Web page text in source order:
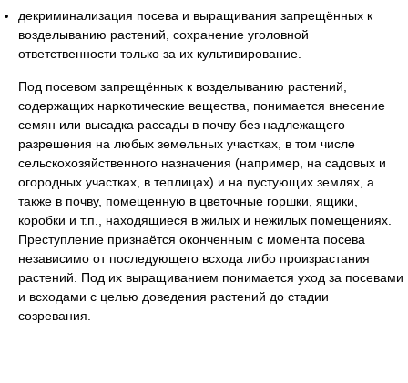
декриминализация посева и выращивания запрещённых к
возделыванию растений, сохранение уголовной
ответственности только за их культивирование.
Под посевом запрещённых к возделыванию растений,
содержащих наркотические вещества, понимается внесение
семян или высадка рассады в почву без надлежащего
разрешения на любых земельных участках, в том числе
сельскохозяйственного назначения (например, на садовых и
огородных участках, в теплицах) и на пустующих землях, а
также в почву, помещенную в цветочные горшки, ящики,
коробки и т.п., находящиеся в жилых и нежилых помещениях.
Преступление признаётся оконченным с момента посева
независимо от последующего всхода либо произрастания
растений. Под их выращиванием понимается уход за посевами
и всходами с целью доведения растений до стадии
созревания.